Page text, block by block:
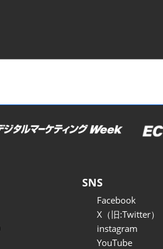
SNS
Facebook
X（旧:Twitter）
instagram
YouTube